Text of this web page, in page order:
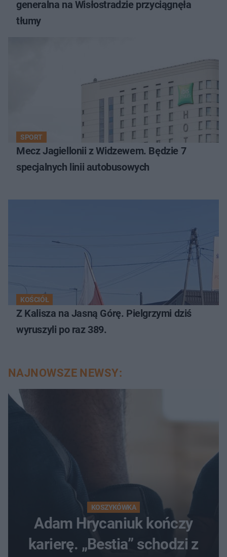
generalna na Wisłostradzie przyciągnęła
tłumy
SPORT
Mecz Jagiellonii z Widzewem. Będzie 7
specjalnych linii autobusowych
KOŚCIÓŁ
Z Kalisza na Jasną Górę. Pielgrzymi dziś
wyruszyli po raz 389.
NAJNOWSZE NEWSY:
KOSZYKÓWKA
Adam Hrycaniuk kończy
karierę. „Bestia” schodzi z